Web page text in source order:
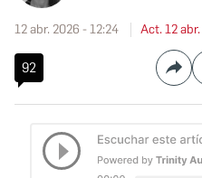
12 abr. 2026 - 12:24 Act. 12
92